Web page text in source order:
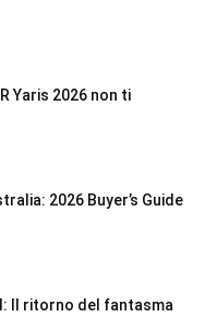
Yaris 2026 non ti
2026 Buyer’s Guide
Il ritorno del fantasma